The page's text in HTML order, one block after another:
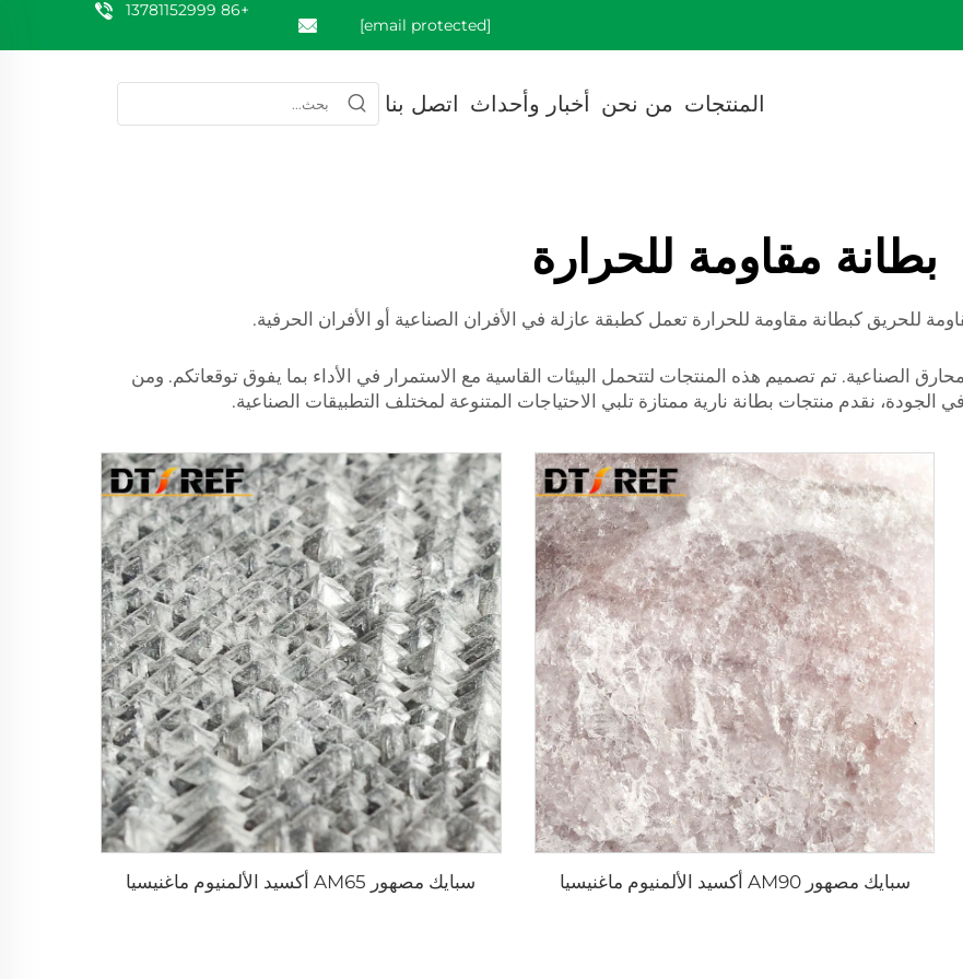
+86 13781152999
[email protected]
المنتجات من نحن أخبار وأحداث اتصل بنا
بطانة مقاومة للحرارة
للحريق كبطانة مقاومة للحرارة تعمل كطبقة عازلة في الأفران الصناعية أو الأفران الحرفية.
الصناعية. تم تصميم هذه المنتجات لتتحمل البيئات القاسية مع الاستمرار في الأداء بما يفوق توقعاتكم. ومن
الجودة، نقدم منتجات بطانة نارية ممتازة تلبي الاحتياجات المتنوعة لمختلف التطبيقات الصناعية.
سبايك مصهور AM90 أكسيد الألمنيوم ماغنيسيا سبايك مصهور AM65 أكسيد الألمنيوم ماغنيسيا